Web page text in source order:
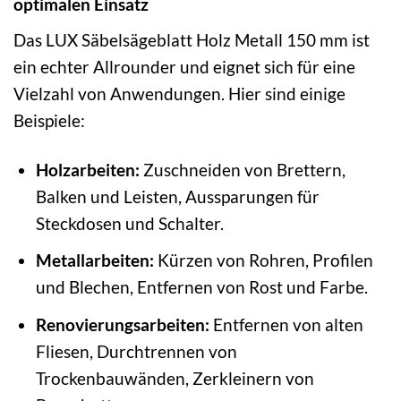
optimalen Einsatz
Das LUX Säbelsägeblatt Holz Metall 150 mm ist
ein echter Allrounder und eignet sich für eine
Vielzahl von Anwendungen. Hier sind einige
Beispiele:
Holzarbeiten: Zuschneiden von Brettern,
Balken und Leisten, Aussparungen für
Steckdosen und Schalter.
Metallarbeiten: Kürzen von Rohren, Profilen
und Blechen, Entfernen von Rost und Farbe.
Renovierungsarbeiten: Entfernen von alten
Fliesen, Durchtrennen von
Trockenbauwänden, Zerkleinern von